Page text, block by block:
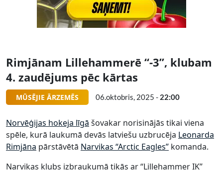
Rimjānam Lillehammerē “-3”, klubam
4. zaudējums pēc kārtas
MŪSĒJIE ĀRZEMĒS 06.oktobris, 2025 - 22:00
Norvēģijas hokeja līgā šovakar norisinājās tikai viena
spēle, kurā laukumā devās latviešu uzbrucēja Leonarda
Rimjāna pārstāvētā Narvikas “Arctic Eagles” komanda.
Narvikas klubs izbraukumā tikās ar “Lillehammer IK”